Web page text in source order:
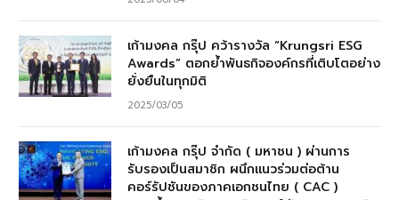
เก้ามงคล กรุ๊ป คว้ารางวัล “Krungsri ESG
Awards” ตอกย้ำพันธกิจองค์กรที่เติบโตอย่าง
ยั่งยืนในทุกมิติ
2025/03/05
เก้ามงคล กรุ๊ป จำกัด ( มหาชน ) ผ่านการ
รับรองเป็นสมาชิก ผนึกแนวร่วมต่อต้าน
คอร์รัปชันของภาคเอกชนไทย ( CAC )